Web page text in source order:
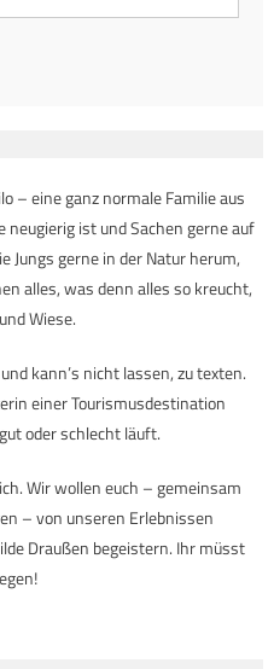
– eine ganz normale Familie aus
neugierig ist und Sachen gerne auf
Jungs gerne in der Natur herum,
alles, was denn alles so kreucht,
Wiese.
kann’s nicht lassen, zu texten.
einer Tourismusdestination
oder schlecht läuft.
Wir wollen euch – gemeinsam
– von unseren Erlebnissen
Draußen begeistern. Ihr müsst